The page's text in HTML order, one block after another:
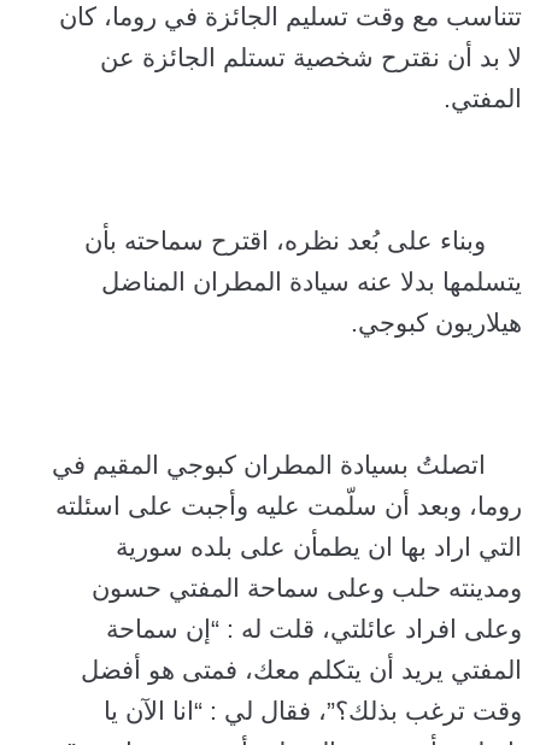
تتناسب مع وقت تسليم الجائزة في روما، كان
لا بد أن نقترح شخصية تستلم الجائزة عن
المفتي.
وبناء على بُعد نظره، اقترح سماحته بأن
يتسلمها بدلا عنه سيادة المطران المناضل
هيلاريون كبوجي.
اتصلتُ بسيادة المطران كبوجي المقيم في
روما، وبعد أن سلّمت عليه وأجبت على اسئلته
التي اراد بها ان يطمأن على بلده سورية
ومدينته حلب وعلى سماحة المفتي حسون
وعلى افراد عائلتي، قلت له : “إن سماحة
المفتي يريد أن يتكلم معك، فمتى هو أفضل
وقت ترغب بذلك؟”، فقال لي : “انا الآن يا